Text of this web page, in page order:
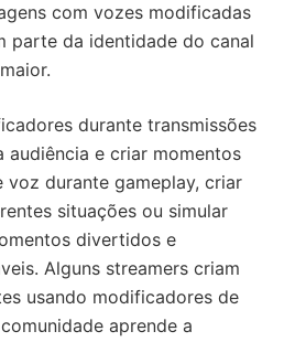
com vozes modificadas
parte da identidade do canal
durante transmissões
e criar momentos
voz durante gameplay, criar
situações ou simular
divertidos e
Alguns streamers criam
usando modificadores de
aprende a